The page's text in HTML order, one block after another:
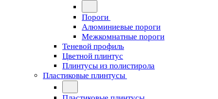
Пороги
Алюминиевые пороги
Межкомнатные пороги
Теневой профиль
Цветной плинтус
Плинтусы из полистирола
Пластиковые плинтусы